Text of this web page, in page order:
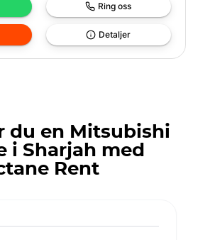
Ring oss
Detaljer
du en Mitsubishi
i Sharjah med
Rent